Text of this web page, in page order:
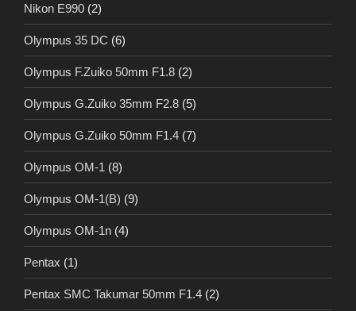
Nikon E990 (2)
Olympus 35 DC (6)
Olympus F.Zuiko 50mm F1.8 (2)
Olympus G.Zuiko 35mm F2.8 (5)
Olympus G.Zuiko 50mm F1.4 (7)
Olympus OM-1 (8)
Olympus OM-1(B) (9)
Olympus OM-1n (4)
Pentax (1)
Pentax SMC Takumar 50mm F1.4 (2)